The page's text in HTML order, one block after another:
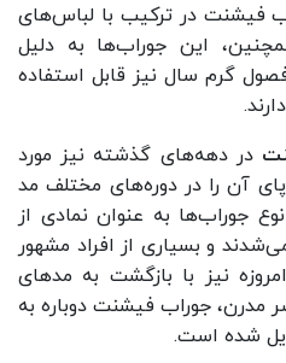
فیشنت در ترکیب با لباس‌های
این جوراب‌ها به دلیل
گرم سال نیز قابل استفاده
در دهه‌های گذشته نیز مورد
آن را در دوره‌های مختلف مد
دهه ۱۹۸۰، این نوع جوراب‌ها به عنوان نمادی از
و بسیاری از افراد مشهور
نیز با بازگشت به مد‌های
مدرن، جوراب فیشنت دوباره به
شده است.